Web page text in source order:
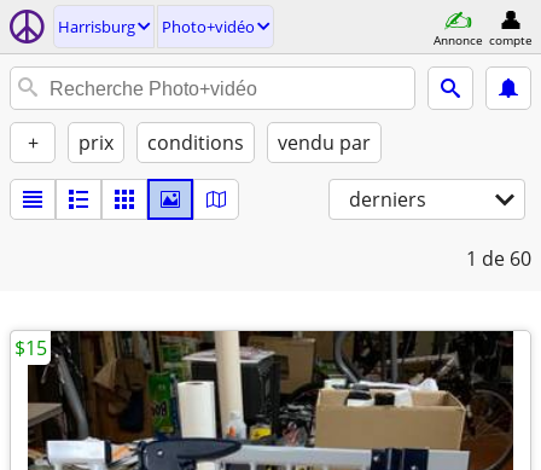
Harrisburg Photo+vidéo
Annonce compte
+ prix conditions vendu par
derniers
1 de 60
$15